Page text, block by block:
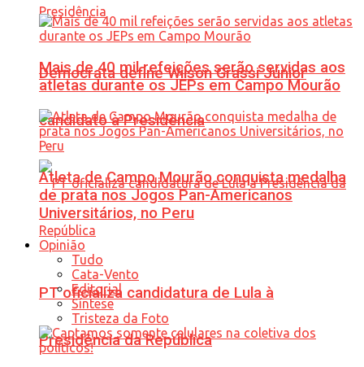
Democrata define Wilson Grassi Júnior
candidato à Presidência
PT oficializa candidatura de Lula à
Presidência da República
Mais de 40 mil refeições serão servidas aos
atletas durante os JEPs em Campo Mourão
Atleta de Campo Mourão conquista medalha
de prata nos Jogos Pan-Americanos
Universitários, no Peru
Opinião
Tudo
Cata-Vento
Editorial
Síntese
Tristeza da Foto